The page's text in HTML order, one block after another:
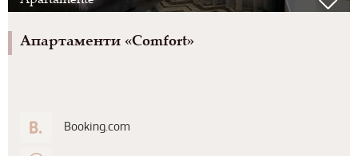
Апартаменти «Comfort»
Booking.com